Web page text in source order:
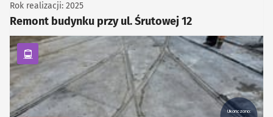
Remont budynku przy ul. Śrutowej 12
Rok realizacji: 2025
kategoria Komunikacja zbiorowa
Ukończono: